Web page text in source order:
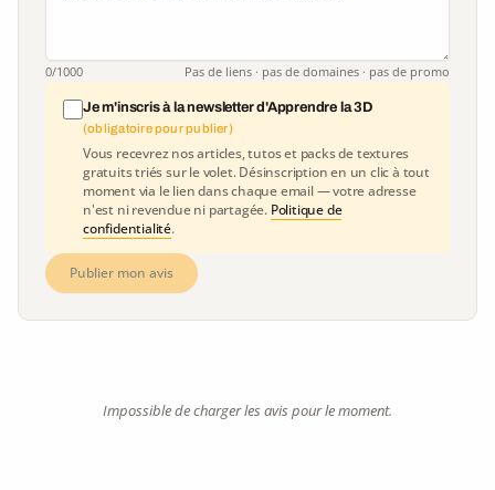
0/1000 Pas de liens · pas de domaines · pas de promo
Je m'inscris à la newsletter d'Apprendre la 3D
(obligatoire pour publier)
Vous recevrez nos articles, tutos et packs de textures
gratuits triés sur le volet. Désinscription en un clic à tout
moment via le lien dans chaque email — votre adresse
n'est ni revendue ni partagée. Politique de
confidentialité.
Publier mon avis
Impossible de charger les avis pour le moment.